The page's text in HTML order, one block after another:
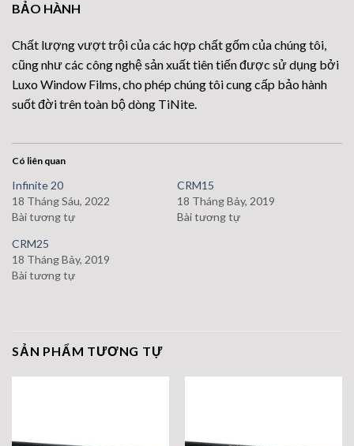
BẢO HÀNH
Chất lượng vượt trội của các hợp chất gốm của chúng tôi,
cũng như các công nghệ sản xuất tiên tiến được sử dụng bởi
Luxo Window Films, cho phép chúng tôi cung cấp bảo hành
suốt đời trên toàn bộ dòng TiNite.
Có liên quan
Infinite 20
18 Tháng Sáu, 2022
Bài tương tự
CRM15
18 Tháng Bảy, 2019
Bài tương tự
CRM25
18 Tháng Bảy, 2019
Bài tương tự
SẢN PHẨM TƯƠNG TỰ